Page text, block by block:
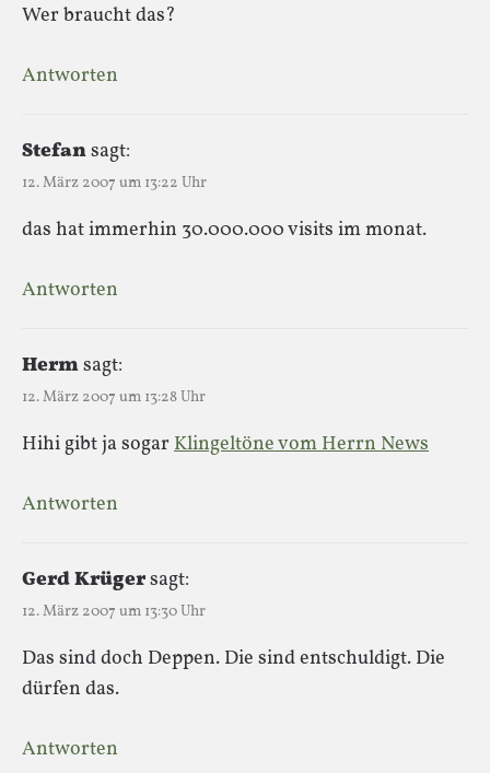
Wer braucht das?
Antworten
Stefansagt:
12. März 2007 um 13:22 Uhr
das hat immerhin 30.000.000 visits im monat.
Antworten
Hermsagt:
12. März 2007 um 13:28 Uhr
Hihi gibt ja sogar Klingeltöne vom Herrn News
Antworten
Gerd Krügersagt:
12. März 2007 um 13:30 Uhr
Das sind doch Deppen. Die sind entschuldigt. Die
dürfen das.
Antworten